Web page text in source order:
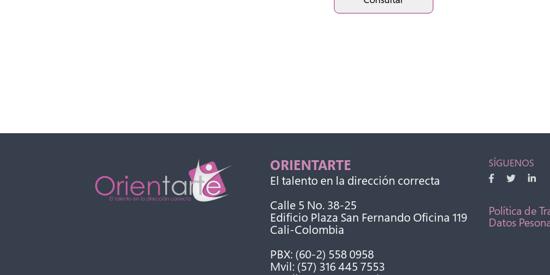
ORIENTARTE
El talento en la dirección correcta
Calle 5 No. 38-25
Edificio Plaza San Fernando Oficina 119
Cali-Colombia
PBX: (60-2) 558 0958
Mvil: (57) 316 445 7553
SÍGUENOS
Política de
Datos